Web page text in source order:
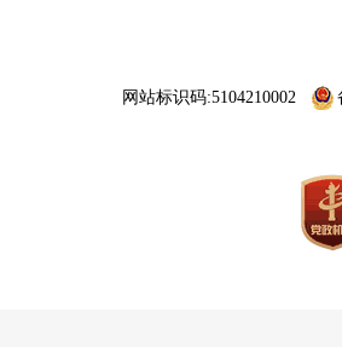
网站标识码:5104210002